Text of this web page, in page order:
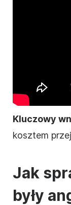
Kluczowy
kosztem
Jak
były